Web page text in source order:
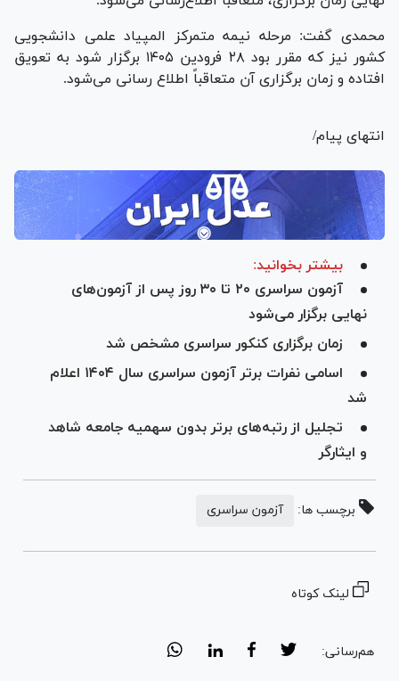
محمدی گفت: مرحله نیمه متمرکز المپیاد علمی دانشجویی
کشور نیز که مقرر بود ۲۸ فرودین ۱۴۰۵ برگزار شود به تعویق
افتاده و زمان برگزاری آن متعاقباً اطلاع رسانی می‌شود.
انتهای پیام/
بیشتر بخوانید:
آزمون سراسری ۲۰ تا ۳۰ روز پس از آزمون‌های
نهایی برگزار می‌شود
زمان برگزاری کنکور سراسری مشخص شد
اسامی نفرات برتر آزمون سراسری سال ۱۴۰۴ اعلام
شد
تجلیل از رتبه‌‌های برتر بدون سهمیه جامعه شاهد
و ایثارگر
برچسب ها: آزمون سراسری
لینک کوتاه
هم‌رسانی: